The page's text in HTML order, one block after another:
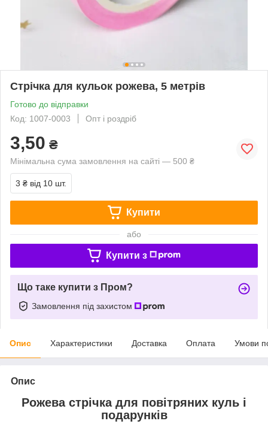
Стрічка для кульок рожева, 5 метрів
Готово до відправки
Код: 1007-0003
Опт і роздріб
3,50 ₴
Мінімальна сума замовлення на сайті — 500 ₴
3 ₴ від 10 шт.
Купити
або
Купити з
Що таке купити з Пром?
Замовлення під захистом
Опис Характеристики Доставка Оплата Умови
Опис
Рожева стрічка для повітряних куль і
подарунків